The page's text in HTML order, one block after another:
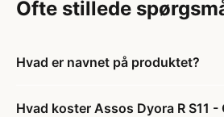
Ofte stillede
Hvad er navnet på produktet?
Hvad koster Assos Dyora R S11